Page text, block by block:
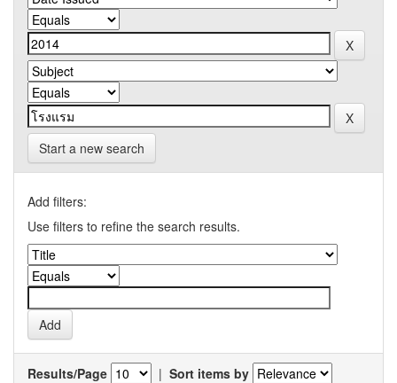
Start a new search
Add filters:
Use filters to refine the search results.
Results/Page | Sort items by